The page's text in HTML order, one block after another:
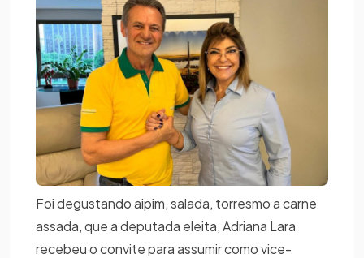
Foi degustando aipim, salada, torresmo a carne
assada, que a deputada eleita, Adriana Lara
recebeu o convite para assumir como vice-